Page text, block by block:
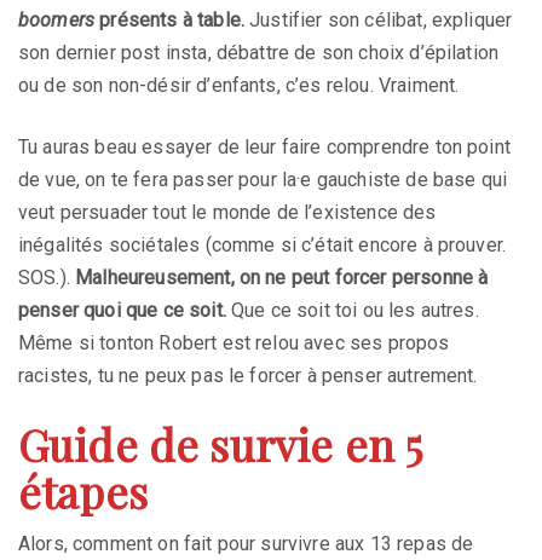
boomers présents à table.Justifier son célibat, expliquer
son dernier post insta, débattre de son choix d’épilation
ou de son non-désir d’enfants, c’es relou. Vraiment.
Tu auras beau essayer de leur faire comprendre ton point
de vue, on te fera passer pour la·e gauchiste de base qui
veut persuader tout le monde de l’existence des
inégalités sociétales (comme si c’était encore à prouver.
SOS.). Malheureusement, on ne peut forcer personne à
penser quoi que ce soit.Que ce soit toi ou les autres.
Même si tonton Robert est relou avec ses propos
racistes, tu ne peux pas le forcer à penser autrement.
Guide de survie en 5
étapes
Alors, comment on fait pour survivre aux 13 repas de